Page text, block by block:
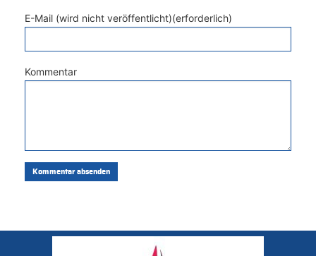
E-Mail (wird nicht veröffentlicht)(erforderlich)
Kommentar